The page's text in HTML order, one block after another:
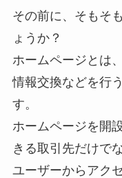
その前に、そもそ
ょうか？
ホームページとは
情報交換などを行
す。
ホームページを開
きる取引先だけで
ユーザーからアク